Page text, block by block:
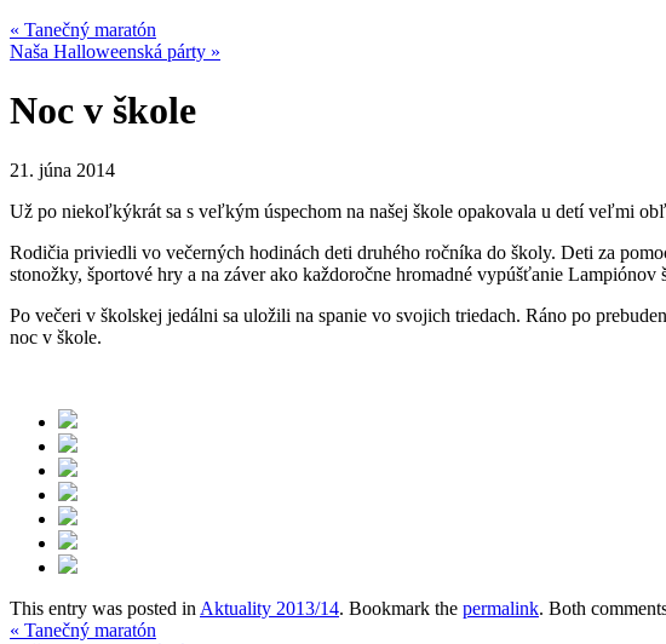
« Tanečný maratón
Naša Halloweenská párty »
Noc v škole
21. júna 2014
Už po niekoľkýkrát sa s veľkým úspechom na našej škole opakovala u detí veľmi
Rodičia priviedli vo večerných hodinách deti druhého ročníka do školy. Deti za
stonožky, športové hry a na záver ako každoročne hromadné vypúšťanie Lampiónov
Po večeri v školskej jedálni sa uložili na spanie vo svojich triedach. Ráno po
noc v škole.
This entry was posted in Aktuality 2013/14. Bookmark the permalink. Both
« Tanečný maratón